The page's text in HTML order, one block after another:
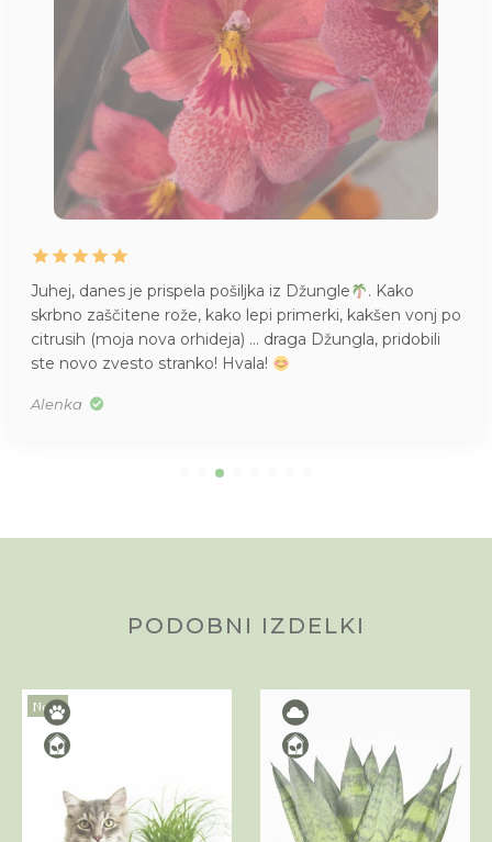
Življenje mame Pileje, kupljene v Džungli. Mladičke
imam pa tudi vsepovsod
Mislim, da sem jo lani
v S velikosti. Res je bila majhna.
Tea
PODOBNI IZDELKI
Novo